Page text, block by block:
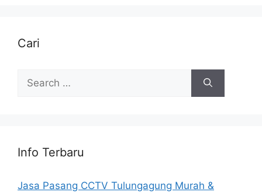
Cari
for:
Info Terbaru
Jasa Pasang CCTV Tulungagung Murah &